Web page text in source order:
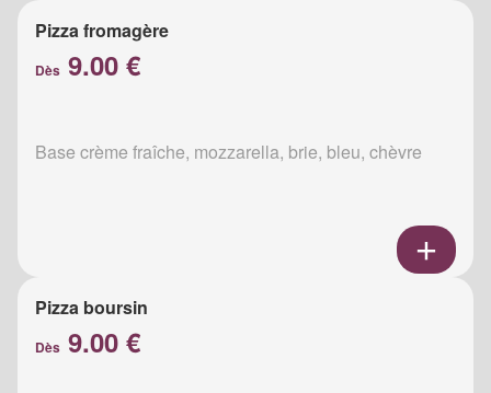
Pizza fromagère
Dès 9.00 €
Base crème fraîche, mozzarella, brie, bleu, chèvre
Pizza boursin
Dès 9.00 €